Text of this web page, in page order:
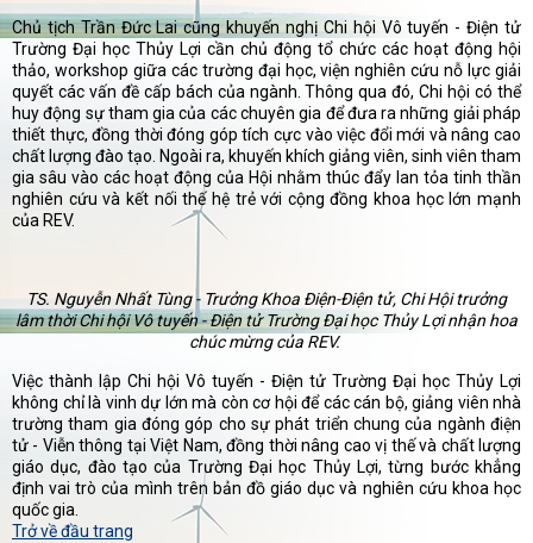
Chủ tịch Trần Đức Lai cũng khuyến nghị Chi hội Vô tuyến - Điện tử
Trường Đại học Thủy Lợi cần chủ động tổ chức các hoạt động hội
thảo, workshop giữa các trường đại học, viện nghiên cứu nỗ lực giải
quyết các vấn đề cấp bách của ngành. Thông qua đó, Chi hội có thể
huy động sự tham gia của các chuyên gia để đưa ra những giải pháp
thiết thực, đồng thời đóng góp tích cực vào việc đổi mới và nâng cao
chất lượng đào tạo. Ngoài ra, khuyến khích giảng viên, sinh viên tham
gia sâu vào các hoạt động của Hội nhằm thúc đẩy lan tỏa tinh thần
nghiên cứu và kết nối thế hệ trẻ với cộng đồng khoa học lớn mạnh
của REV.
TS. Nguyễn Nhất Tùng - Trưởng Khoa Điện-Điện tử, Chi Hội trưởng
lâm thời Chi hội Vô tuyến - Điện tử Trường Đại học Thủy Lợi nhận hoa
chúc mừng của REV.
Việc thành lập Chi hội Vô tuyến - Điện tử Trường Đại học Thủy Lợi
không chỉ là vinh dự lớn mà còn cơ hội để các cán bộ, giảng viên nhà
trường tham gia đóng góp cho sự phát triển chung của ngành điện
tử - Viễn thông tại Việt Nam, đồng thời nâng cao vị thế và chất lượng
giáo dục, đào tạo của Trường Đại học Thủy Lợi, từng bước khẳng
định vai trò của mình trên bản đồ giáo dục và nghiên cứu khoa học
quốc gia.
Trở về đầu trang